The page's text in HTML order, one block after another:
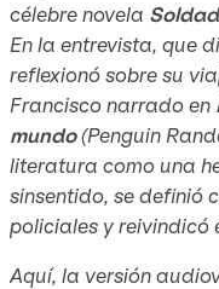
célebre novela
En la entrevista, que
reflexionó sobre su
Francisco narrado en
mundo(Penguin
literatura como una
sinsentido, se definió
policiales y reivindicó
Aquí, la versión